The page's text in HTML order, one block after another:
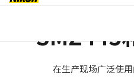
常规观察用
SMZ445
在生产现场广泛使